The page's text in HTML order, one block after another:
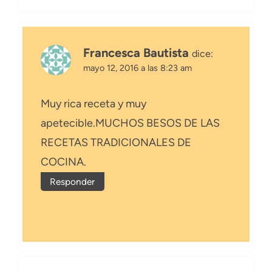
Francesca Bautista dice:
mayo 12, 2016 a las 8:23 am
Muy rica receta y muy
apetecible.MUCHOS BESOS DE LAS
RECETAS TRADICIONALES DE
COCINA.
Responder